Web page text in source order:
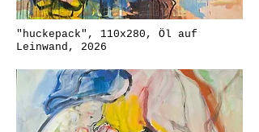
"huckepack", 110x280, Öl auf
Leinwand, 2026